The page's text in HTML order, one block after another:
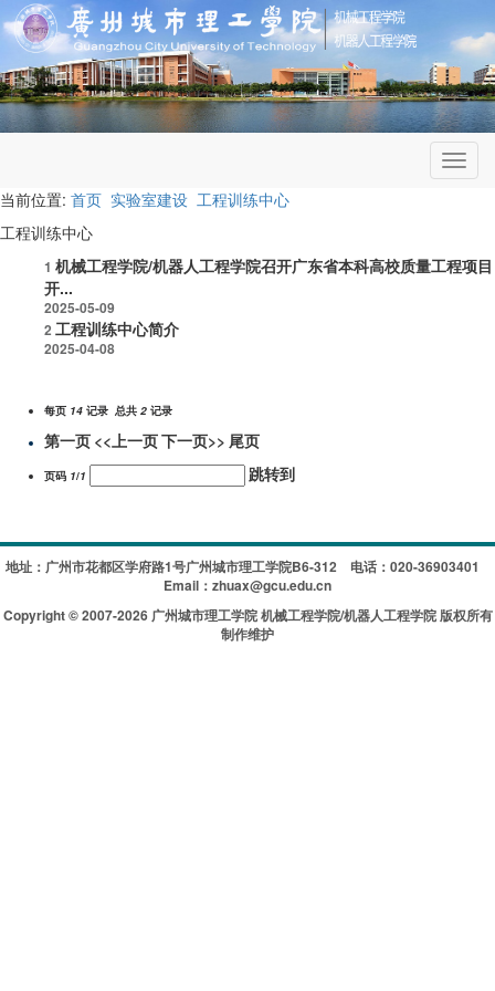
当前位置: 首页 实验室建设 工程训练中心
工程训练中心
1 机械工程学院/机器人工程学院召开广东省本科高校质量工程项目
开...
2025-05-09
2 工程训练中心简介
2025-04-08
每页 14 记录 总共 2 记录
第一页 <<上一页下一页>> 尾页
页码 1/1 跳转到
地址：广州市花都区学府路1号广州城市理工学院B6-312
电话：020-36903401
Email：zhuax@gcu.edu.cn
Copyright © 2007-2026 广州城市理工学院 机械工程学院/机器人工程学院 版权所有
制作维护